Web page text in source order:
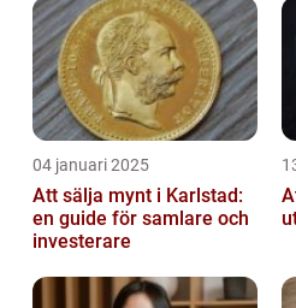
04 januari 2025
Att sälja mynt i Karlstad:
en guide för samlare och
investerare